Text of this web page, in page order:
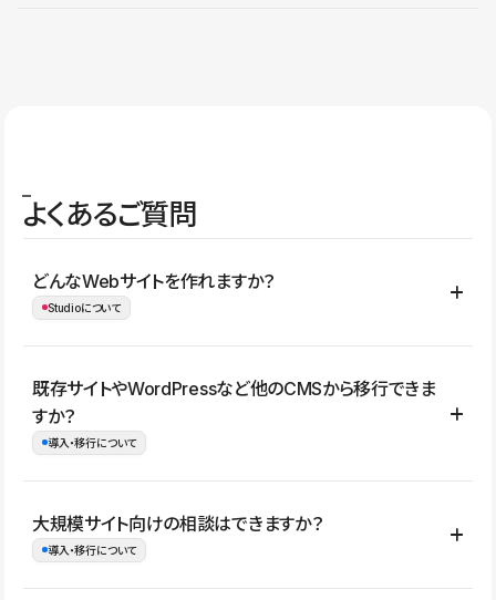
よくあるご質問
どんなWebサイトを作れますか？
Studioについて
コーポレートサイト、サービスサイト、LP、採用サイト、ブロ
グ・メディア、イベントサイト、店舗・商品紹介サイト、ポートフ
ォリオなど幅広く制作できます。
既存サイトやWordPressなど他のCMSから移行できま
すか？
導入・移行について
はい。既存サイトの構成やコンテンツ、URLを整理したうえで、
Studio上に再構築する形で移行できます。 WordPressの場合は、
大規模サイト向けの相談はできますか？
導入・移行について